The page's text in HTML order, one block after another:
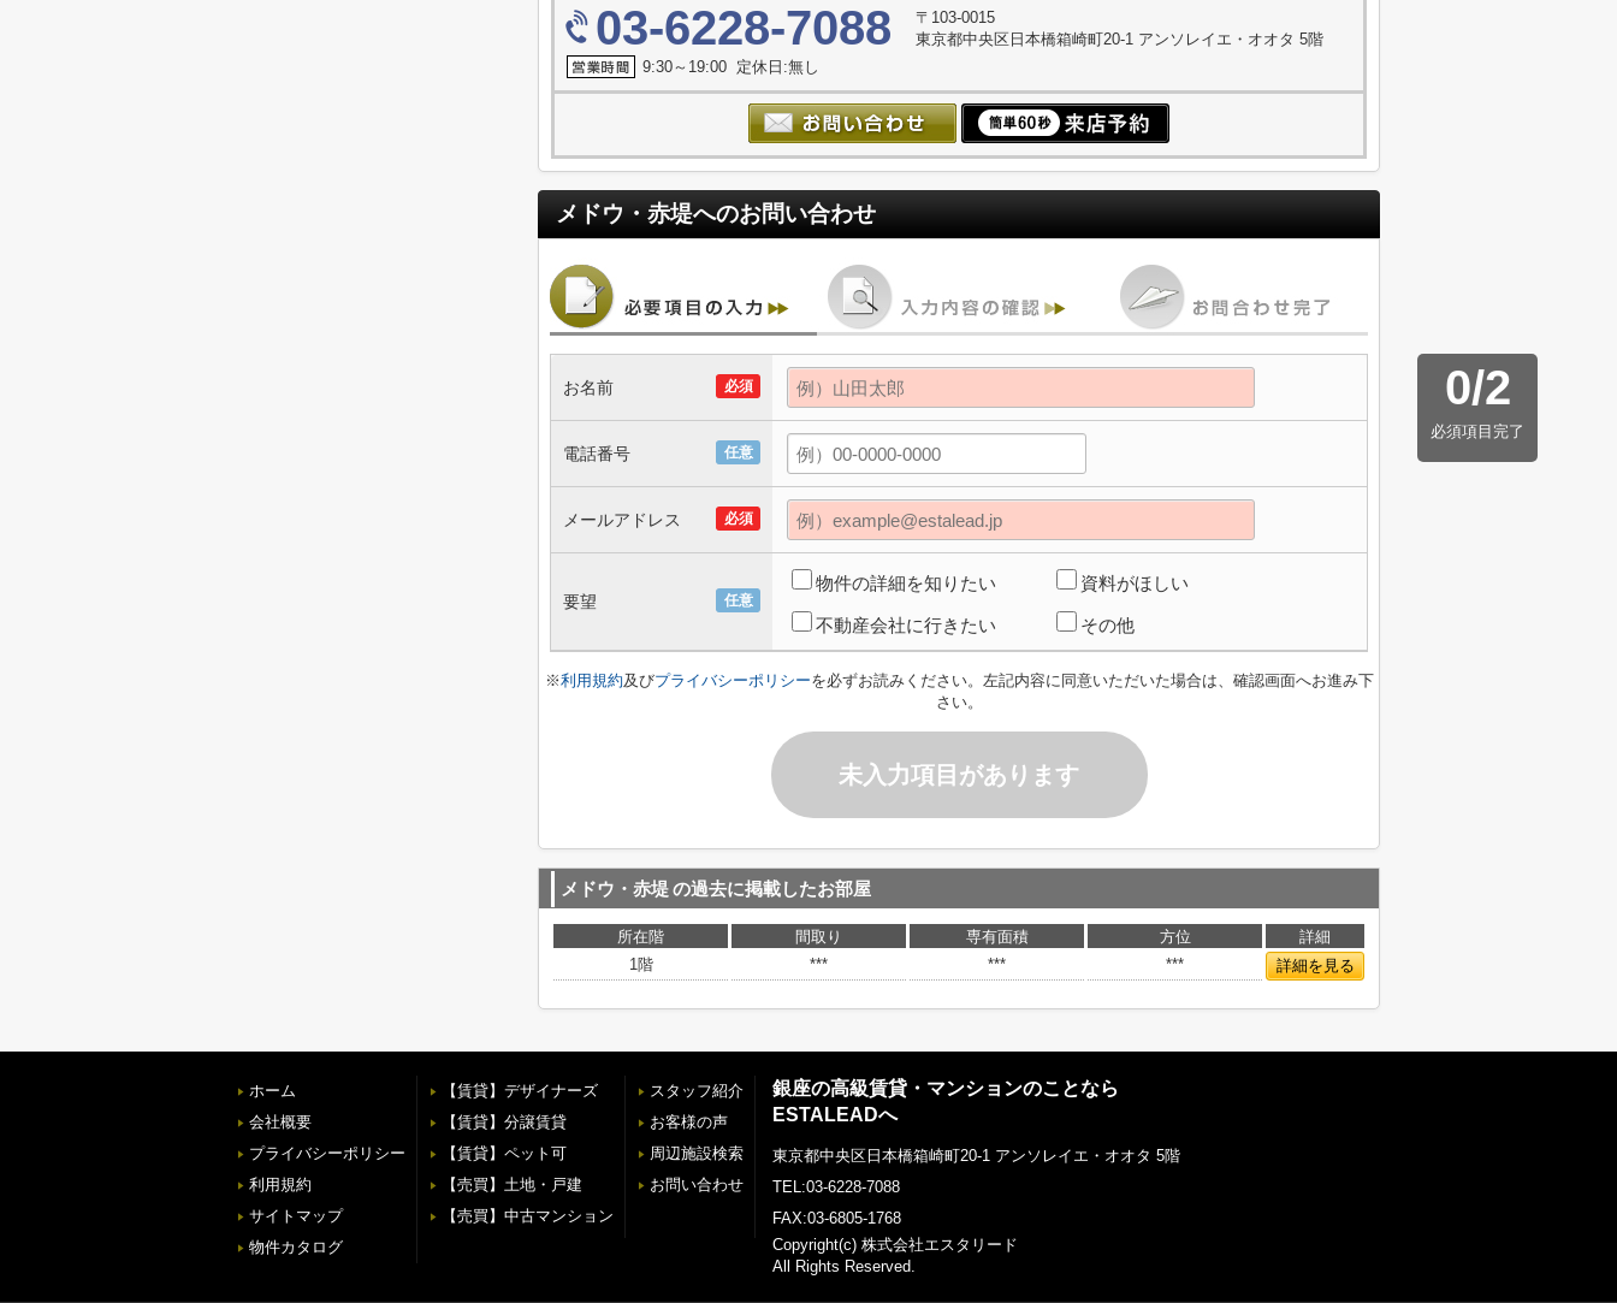
03-6228-7088
〒103-0015
東京都中央区日本橋箱崎町20-1 アンソレイエ・オオタ 5階
9:30～19:00 定休日:無し
メドウ・赤堤へのお問い合わせ
0/2
必須項目完了
必須
お名前
任意
電話番号
必須
メールアドレス
任意
要望
物件の詳細を知りたい 資料がほしい
不動産会社に行きたい その他
※利用規約及びプライバシーポリシーを必ずお読みください。左記内容に同意いただいた場合は、確認画面へお進み下
さい。
未入力項目があります
メドウ・赤堤の過去に掲載したお部屋
所在階 間取り 専有面積 方位
詳細
1階
*** *** *** 詳細を見る
ホーム
会社概要
プライバシーポリシー
利用規約
サイトマップ
物件カタログ
【賃貸】デザイナーズ
【賃貸】分譲賃貸
【賃貸】ペット可
【売買】土地・戸建
【売買】中古マンション
スタッフ紹介
お客様の声
周辺施設検索
お問い合わせ
銀座の高級賃貸・マンションのことなら
ESTALEADへ
東京都中央区日本橋箱崎町20-1 アンソレイエ・オオタ 5階
TEL:03-6228-7088
FAX:03-6805-1768
Copyright(c) 株式会社エスタリード
All Rights Reserved.